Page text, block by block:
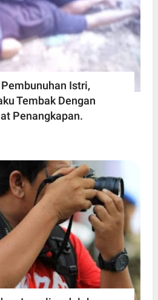
Istri,
Tembak Dengan
Penangkapan.